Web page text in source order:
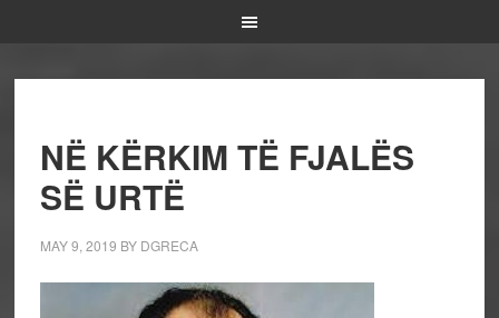
NË KËRKIM TË FJALËS
SË URTË
MAY 9, 2019 BY DGRECA